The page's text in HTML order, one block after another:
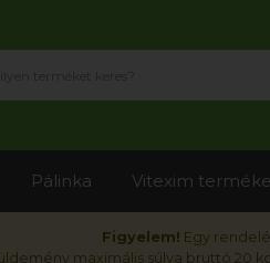
Figyelem! Egy
maximális súlya bruttó 20
Pálinka Vitexim